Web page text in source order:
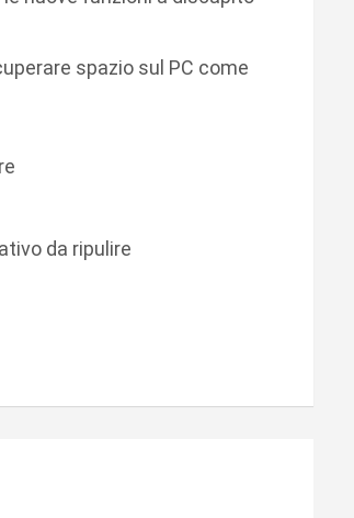
spazio sul PC come
da ripulire